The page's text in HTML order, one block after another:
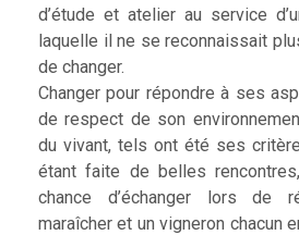
d’étude et atelier au service
laquelle il ne se reconnaissait
de changer.
Changer pour répondre à ses
de respect de son
du vivant, tels ont été ses
étant faite de belles
chance d’échanger lors de
maraîcher et un vigneron chacun